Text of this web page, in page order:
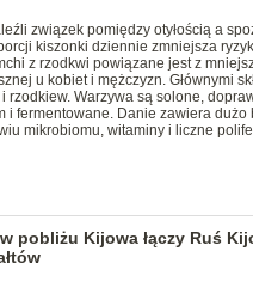
związek pomiędzy otyłością a
kiszonki dziennie zmniejsza
z rzodkwi powiązane jest z
u kobiet i mężczyzn. Głównymi
rzodkiew. Warzywa są solone,
i fermentowane. Danie zawiera dużo
mikrobiomu, witaminy i liczne
pobliżu Kijowa łączy Ruś